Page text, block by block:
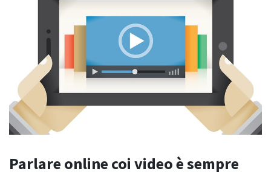
Parlare online coi video è sempre